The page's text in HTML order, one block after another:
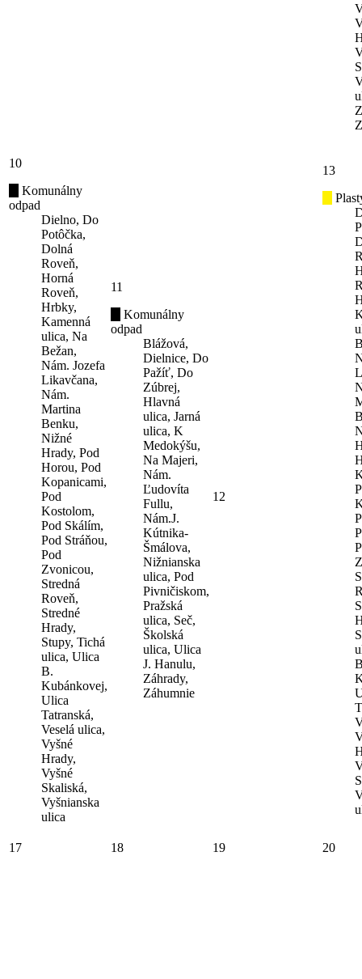
10
Komunálny
odpad
Dielno, Do
Potôčka,
Dolná
Roveň,
Horná
Roveň,
Hrbky,
Kamenná
ulica, Na
Bežan,
Nám. Jozefa
Likavčana,
Nám.
Martina
Benku,
Nižné
Hrady, Pod
Horou, Pod
Kopanicami,
Pod
Kostolom,
Pod Skálím,
Pod Stráňou,
Pod
Zvonicou,
Stredná
Roveň,
Stredné
Hrady,
Stupy, Tichá
ulica, Ulica
B.
Kubánkovej,
Ulica
Tatranská,
Veselá ulica,
Vyšné
Hrady,
Vyšné
Skaliská,
Vyšnianska
ulica
11
Komunálny
odpad
Blážová,
Dielnice, Do
Pažíť, Do
Zúbrej,
Hlavná
ulica, Jarná
ulica, K
Medokýšu,
Na Majeri,
Nám.
Ľudovíta
Fullu,
Nám.J.
Kútnika-
Šmálova,
Nižnianska
ulica, Pod
Pivničiskom,
Pražská
ulica, Seč,
Školská
ulica, Ulica
J. Hanulu,
Záhrady,
Záhumnie
12
13
17 18 19 20